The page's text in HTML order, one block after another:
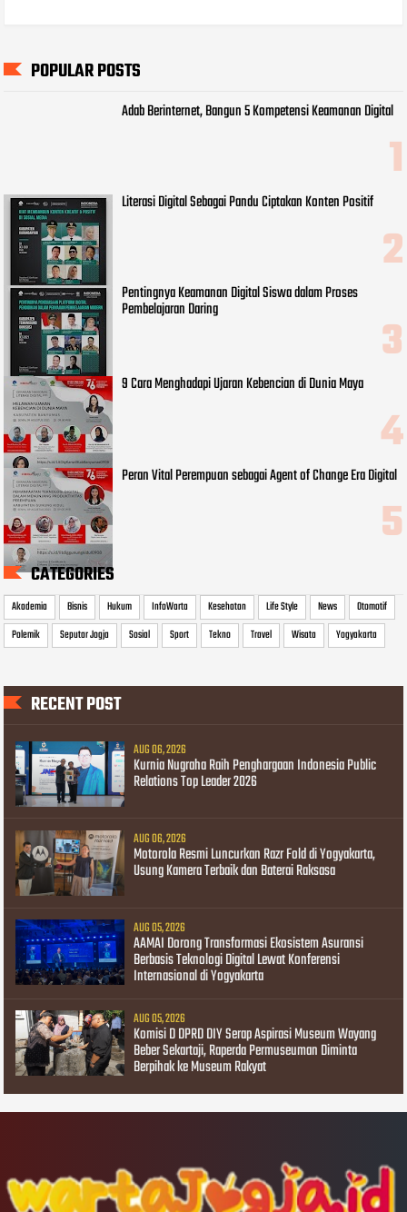
POPULAR POSTS
Adab Berinternet, Bangun 5 Kompetensi Keamanan Digital
Literasi Digital Sebagai Pandu Ciptakan Konten Positif
Pentingnya Keamanan Digital Siswa dalam Proses
Pembelajaran Daring
9 Cara Menghadapi Ujaran Kebencian di Dunia Maya
Peran Vital Perempuan sebagai Agent of Change Era Digital
CATEGORIES
Akademia Bisnis Hukum InfoWarta Kesehatan Life Style News
Otomotif
Polemik
Seputar Jogja Sosial Sport Tekno Travel Wisata Yogyakarta
RECENT POST
AUG 06, 2026
Kurnia Nugraha Raih Penghargaan Indonesia Public
Relations Top Leader 2026
AUG 06, 2026
Motorola Resmi Luncurkan Razr Fold di Yogyakarta,
Usung Kamera Terbaik dan Baterai Raksasa
AUG 05, 2026
AAMAI Dorong Transformasi Ekosistem Asuransi
Berbasis Teknologi Digital Lewat Konferensi
Internasional di Yogyakarta
AUG 05, 2026
Komisi D DPRD DIY Serap Aspirasi Museum Wayang
Beber Sekartaji, Raperda Permuseuman Diminta
Berpihak ke Museum Rakyat